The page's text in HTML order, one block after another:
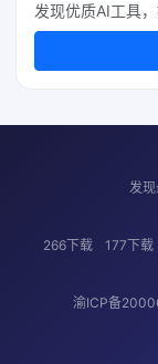
发现优质AI工具
发
266下载
177下载
渝ICP备